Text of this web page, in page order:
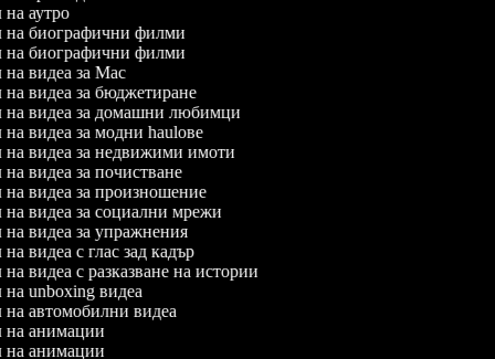
на аутро
на биографични филми
на биографични филми
на видеа за Mac
на видеа за бюджетиране
на видеа за домашни любимци
на видеа за модни haulове
на видеа за недвижими имоти
на видеа за почистване
на видеа за произношение
на видеа за социални мрежи
на видеа за упражнения
на видеа с глас зад кадър
на видеа с разказване на истории
на unboxing видеа
на автомобилни видеа
на анимации
на анимации